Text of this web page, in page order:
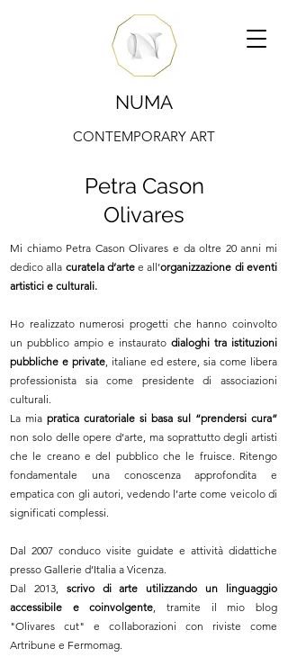
NUMA
CONTEMPORARY ART
Petra Cason
Olivares
Mi chiamo Petra Cason Olivares e da oltre 20 anni mi
dedico alla curatela d’artee all’organizzazione di eventi
artistici e culturali.
Ho realizzato numerosi progetti che hanno coinvolto
un pubblico ampio e instaurato dialoghi tra istituzioni
pubbliche e private, italiane ed estere, sia come libera
professionista sia come presidente di associazioni
culturali.
La mia pratica curatoriale si basa sul “prendersi cura”
non solo delle opere d’arte, ma soprattutto degli artisti
che le creano e del pubblico che le fruisce. Ritengo
fondamentale una conoscenza approfondita e
empatica con gli autori, vedendo l’arte come veicolo di
significati complessi.
Dal 2007 conduco visite guidate e attività didattiche
presso Gallerie d’Italia a Vicenza.
Dal 2013, scrivo di arte utilizzando un linguaggio
accessibile e coinvolgente, tramite il mio blog
"Olivares cut" e collaborazioni con riviste come
Artribune e Fermomag.